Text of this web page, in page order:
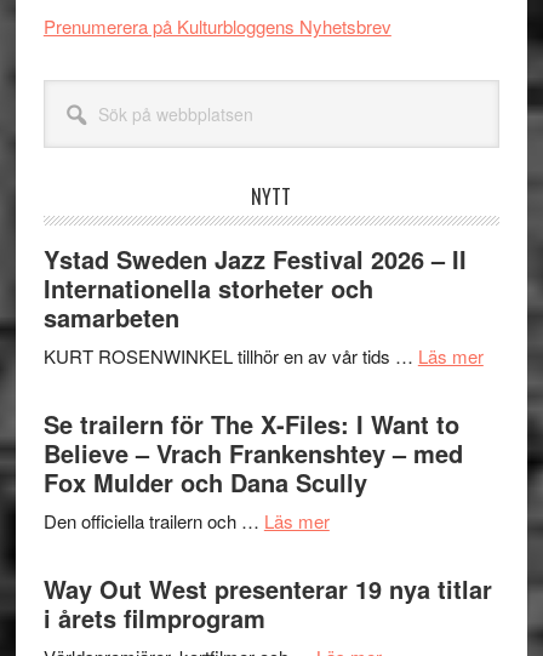
Prenumerera på Kulturbloggens Nyhetsbrev
webbplatsen
NYTT
Ystad Sweden Jazz Festival 2026 – II
Internationella storheter och
samarbeten
KURT ROSENWINKEL tillhör en av vår tids … Läs merom
Festival
Se trailern för The X-Files: I Want to
Believe – Vrach Frankenshtey – med
Fox Mulder och Dana Scully
Den officiella trailern och … Läs merom
trailern
för
Way Out West presenterar 19 nya titlar
i årets filmprogram